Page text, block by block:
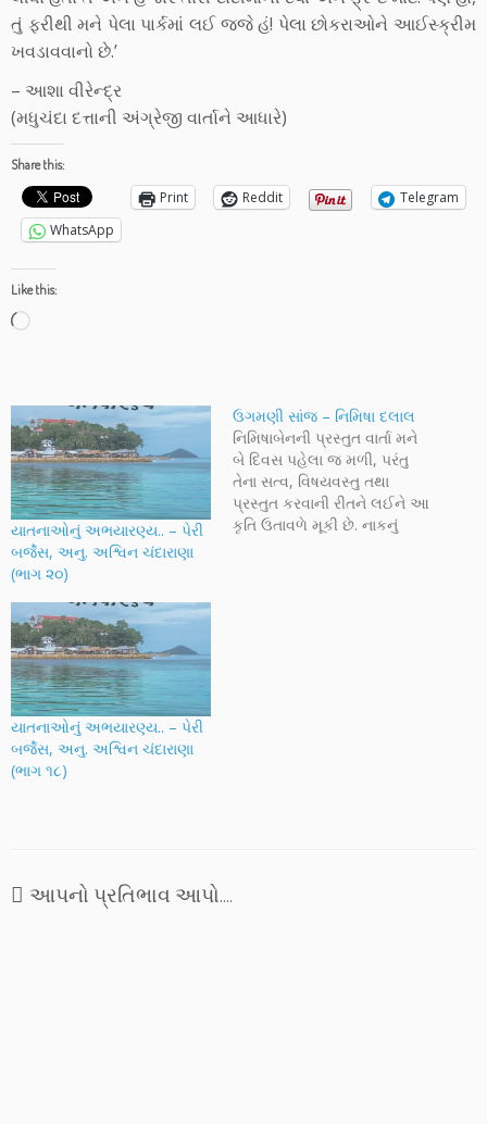
તું ફરીથી મને પેલા પાર્કમાં લઈ જજે હં! પેલા છોકરાઓને આઈસ્ક્રીમ
ખવડાવવાનો છે.’
– આશા વીરેન્દ્ર
(મધુચંદા દત્તાની અંગ્રેજી વાર્તાને આધારે)
Share this:
Print Reddit
Telegram
WhatsApp
Like this:
Loading…
યાતનાઓનું અભયારણ્ય.. – પેરી
બર્જેસ, અનુ. અશ્વિન ચંદારાણા
(ભાગ ૨૦)
ઉગમણી સાંજ – નિમિષા દલાલ
નિમિષાબેનની પ્રસ્તુત વાર્તા મને
બે દિવસ પહેલા જ મળી, પરંતુ
તેના સત્વ, વિષયવસ્તુ તથા
પ્રસ્તુત કરવાની રીતને લઈને આ
કૃતિ ઉતાવળે મૂકી છે. નાકનું
યાતનાઓનું અભયારણ્ય.. – પેરી
બર્જેસ, અનુ. અશ્વિન ચંદારાણા
(ભાગ ૧૮)
આપનો પ્રતિભાવ આપો....